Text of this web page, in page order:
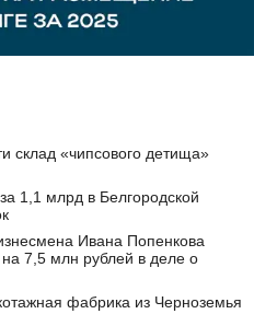
склад «чипсового детища»
1,1 млрд в Белгородской
Ивана Попенкова
7,5 млн рублей в деле о
фабрика из Черноземья